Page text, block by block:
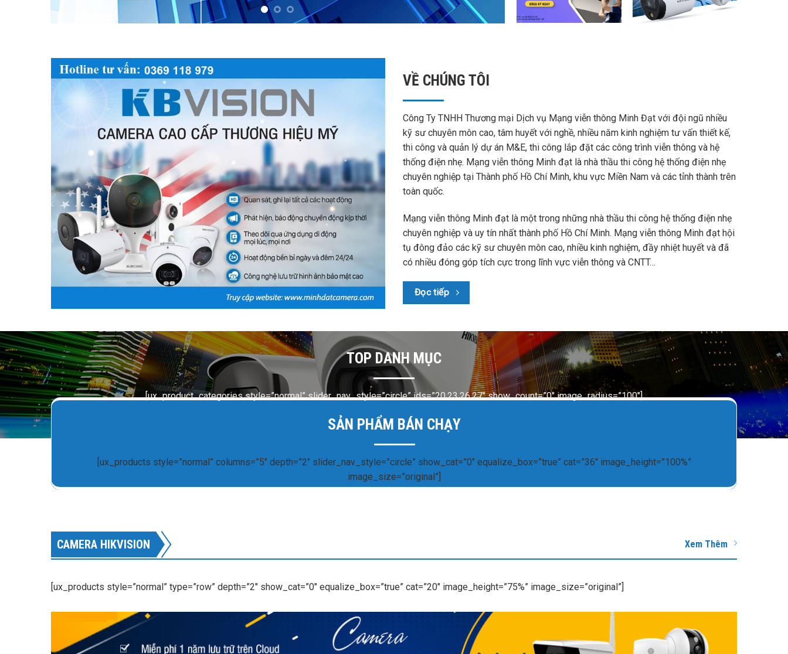
VỀ CHÚNG TÔI
Công Ty TNHH Thương mại Dịch vụ Mạng viễn thông Minh Đạt với đội ngũ nhiều
kỹ sư chuyên môn cao, tâm huyết với nghề, nhiều năm kinh nghiệm tư vấn thiết kế,
thi công và quản lý dự án M&E, thi công lắp đặt các công trình viễn thông và hệ
thống điện nhẹ. Mạng viễn thông Minh đạt là nhà thầu thi công hệ thống điện nhẹ
chuyên nghiệp tại Thành phố Hồ Chí Minh, khu vực Miền Nam và các tỉnh thành trên
toàn quốc.
Mạng viễn thông Minh đạt là một trong những nhà thầu thi công hệ thống điện nhẹ
chuyên nghiệp và uy tín nhất thành phố Hồ Chí Minh. Mạng viễn thông Minh đạt hội
tụ đông đảo các kỹ sư chuyên môn cao, nhiều kinh nghiệm, đầy nhiệt huyết và đã
có nhiều đóng góp tích cực trong lĩnh vực viễn thông và CNTT…
Đọc tiếp
TOP DANH MỤC
[ux_product_categories style=”normal” slider_nav_style=”circle” ids=”20,23,26,27″ show_count=”0″ image_radius=”100″]
SẢN PHẨM BÁN CHẠY
[ux_products style=”normal” columns=”5″ depth=”2″ slider_nav_style=”circle” show_cat=”0″ equalize_box=”true” cat=”36″ image_height=”100%”
image_size=”original”]
CAMERA HIKVISION Xem Thêm
[ux_products style=”normal” type=”row” depth=”2″ show_cat=”0″ equalize_box=”true” cat=”20″ image_height=”75%” image_size=”original”]